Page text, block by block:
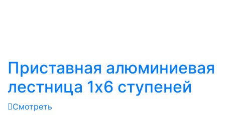
Приставная алюминиевая
лестница 1х6 ступеней
Смотреть